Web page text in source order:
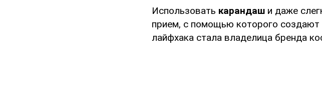
Использовать карандаш и даже
прием, с помощью которого создают
лайфхака стала владелица бренда